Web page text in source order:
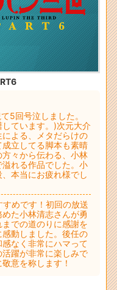
5回号泣しました。
ています。)次元大介
よる、メタだらけの
立してる脚本も素晴
々から伝わる、小林
れる作品でした。小
本当にお疲れ様でし
めです！初回の放送
た小林清志さんが勇
での道のりに感謝を
動しました。後任の
なく非常にハマって
躍が非常に楽しみで
意を称します！